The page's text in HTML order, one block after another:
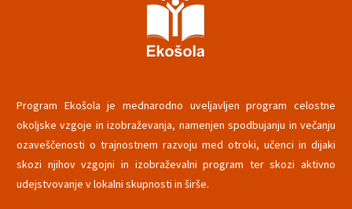
Program Ekošola je mednarodno uveljavljen program celostne
okoljske vzgoje in izobraževanja, namenjen spodbujanju in večanju
ozaveščenosti o trajnostnem razvoju med otroki, učenci in dijaki
skozi njihov vzgojni in izobraževalni program ter skozi aktivno
udejstvovanje v lokalni skupnosti in širše.